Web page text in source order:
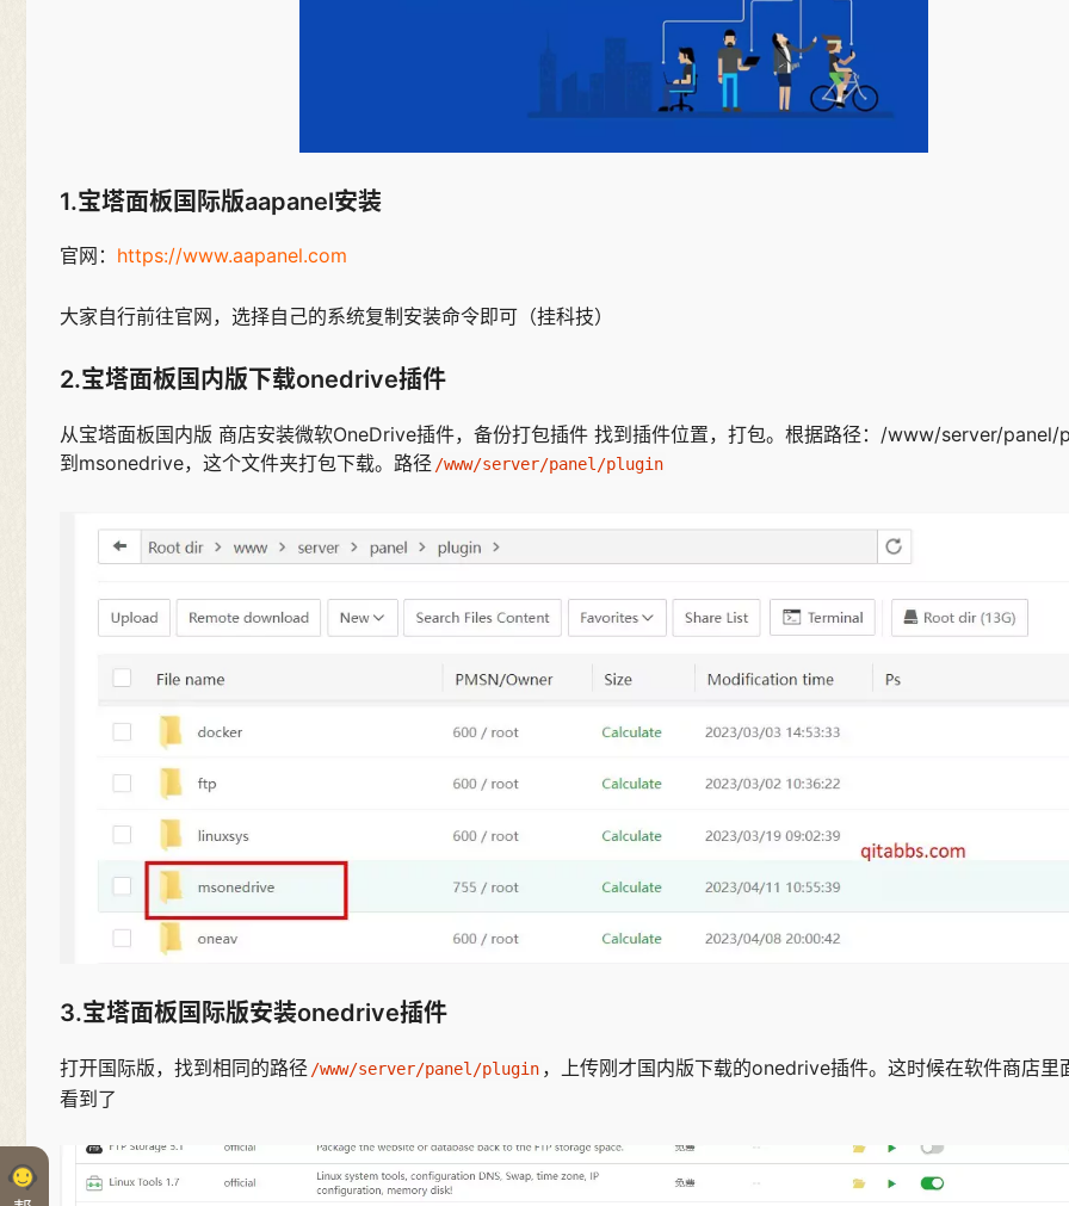
1.宝塔面板国际版aapanel安装
官网： https://www.aapanel.com
大家自行前往官网，选择自己的系统复制安装命令即可（挂科技）
2.宝塔面板国内版下载onedrive插件
从宝塔面板国内版 商店安装微软OneDrive插件，备份打包插件 找到插件位置，打包。根据路径：/www/server/panel/
到msonedrive，这个文件夹打包下载。路径 /www/server/panel/plugin
3.宝塔面板国际版安装onedrive插件
打开国际版，找到相同的路径 /www/server/panel/plugin ，上传刚才国内版下载的onedrive插件。这时候在软件商店里
看到了